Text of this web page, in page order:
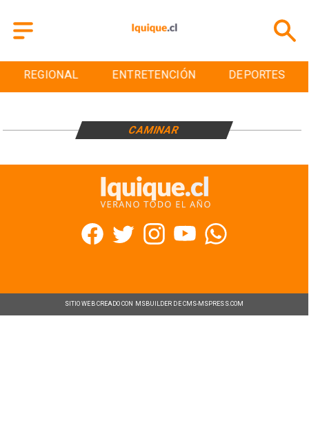
REGIONAL ENTRETENCIÓN DEPORTES
CAMINAR
SITIO WEB CREADO CON MSBUILDER DE CMS-MSPRESS.COM